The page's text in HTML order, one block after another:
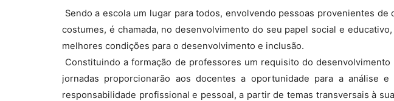
 Sendo a escola um lugar para todos, envolvendo pessoas provenientes
costumes, é chamada, no desenvolvimento do seu papel social e
melhores condições para o desenvolvimento e inclusão.
 Constituindo a formação de professores um requisito do
jornadas proporcionarão aos docentes a oportunidade para a análise
responsabilidade profissional e pessoal, a partir de temas transversais à